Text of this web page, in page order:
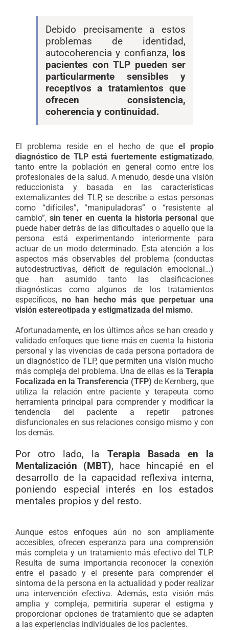
Debido precisamente a estos
problemas de identidad,
autocoherencia y confianza, los
pacientes con TLP pueden ser
particularmente sensibles y
receptivos a tratamientos que
ofrecen consistencia,
coherencia y continuidad.
El problema reside en el hecho de que el propio
diagnóstico de TLP está fuertemente estigmatizado,
tanto entre la población en general como entre los
profesionales de la salud. A menudo, desde una visión
reduccionista y basada en las características
externalizantes del TLP, se describe a estas personas
como “difíciles”, “manipuladoras” o “resistente al
cambio”, sin tener en cuenta la historia personal que
puede haber detrás de las dificultades o aquello que la
persona está experimentando interiormente para
actuar de un modo determinado. Esta atención a los
aspectos más observables del problema (conductas
autodestructivas, déficit de regulación emocional…)
que han asumido tanto las clasificaciones
diagnósticas como algunos de los tratamientos
específicos, no han hecho más que perpetuar una
visión estereotipada y estigmatizada del mismo.
Afortunadamente, en los últimos años se han creado y
validado enfoques que tiene más en cuenta la historia
personal y las vivencias de cada persona portadora de
un diagnóstico de TLP, que permiten una visión mucho
más compleja del problema. Una de ellas es la Terapia
Focalizada en la Transferencia (TFP) de Kernberg, que
utiliza la relación entre paciente y terapeuta como
herramienta principal para comprender y modificar la
tendencia del paciente a repetir patrones
disfuncionales en sus relaciones consigo mismo y con
los demás.
Por otro lado, la Terapia Basada en la
Mentalización
(MBT), hace hincapié en el
desarrollo de la capacidad reflexiva interna,
poniendo especial interés en los estados
mentales propios y del resto.
Aunque estos enfoques aún no son ampliamente
accesibles, ofrecen esperanza para una comprensión
más completa y un tratamiento más efectivo del TLP.
Resulta de suma importancia reconocer la conexión
entre el pasado y el presente para comprender el
síntoma de la persona en la actualidad y poder realizar
una intervención efectiva. Además, esta visión más
amplia y compleja, permitiría superar el estigma y
proporcionar opciones de tratamiento que se adapten
a las experiencias individuales de los pacientes.